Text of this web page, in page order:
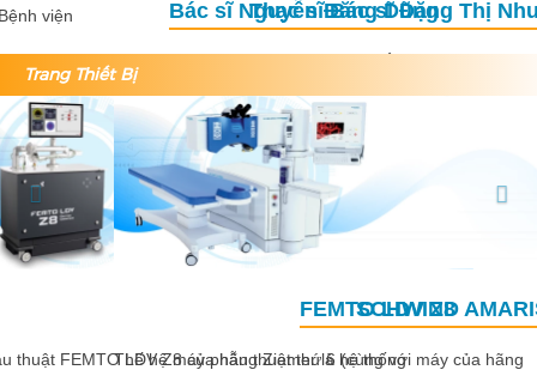
Thạc sĩ Bác sĩ Đặng Thị Như Quỳnh
Phó Giám đốc phụ trách chuyên môn
Trang Thiết Bị
SCHWIND AMARIS 1050RS
Previous